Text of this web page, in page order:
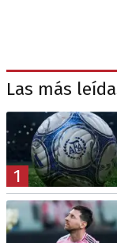
Las más
1